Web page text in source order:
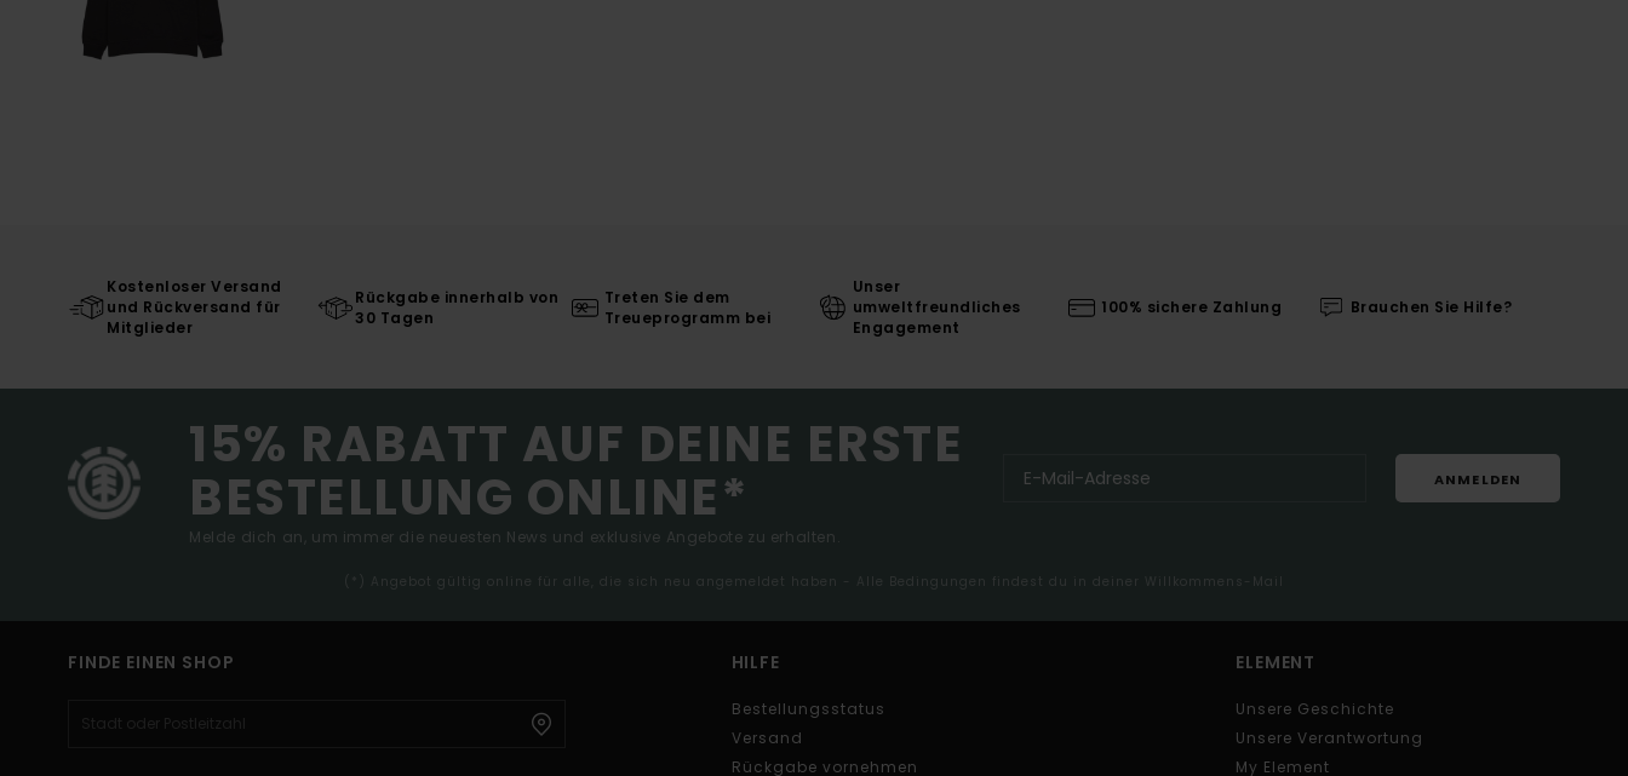
Kostenloser Versand
und Rückversand für
Mitglieder
Rückgabe innerhalb von
30 Tagen
Treten Sie dem
Treueprogramm bei
Unser
umweltfreundliches
Engagement
100% sichere Zahlung Brauchen Sie Hilfe?
15% RABATT AUF DEINE ERSTE
BESTELLUNG ONLINE*
Melde dich an, um immer die neuesten News und exklusive Angebote zu erhalten.
ANMELDEN
(*) Angebot gültig online für alle, die sich neu angemeldet haben - Alle Bedingungen findest du in deiner Willkommens-Mail
FINDE EINEN SHOP HILFE
Bestellungsstatus
Versand
Rückgabe vornehmen
ELEMENT
Unsere Geschichte
Unsere Verantwortung
My Element